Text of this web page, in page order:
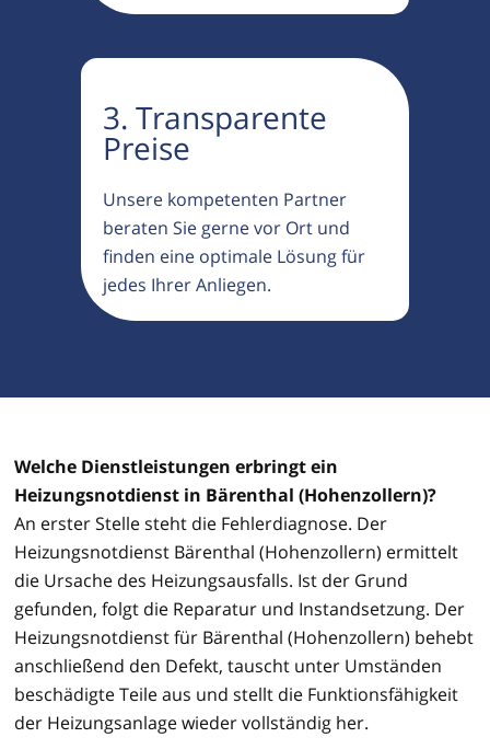
3. Transparente
Preise
Unsere kompetenten Partner
beraten Sie gerne vor Ort und
finden eine optimale Lösung für
jedes Ihrer Anliegen.
Welche Dienstleistungen erbringt ein
Heizungsnotdienst in Bärenthal (Hohenzollern)?
An erster Stelle steht die Fehlerdiagnose. Der
Heizungsnotdienst Bärenthal (Hohenzollern) ermittelt
die Ursache des Heizungsausfalls. Ist der Grund
gefunden, folgt die Reparatur und Instandsetzung. Der
Heizungsnotdienst für Bärenthal (Hohenzollern) behebt
anschließend den Defekt, tauscht unter Umständen
beschädigte Teile aus und stellt die Funktionsfähigkeit
der Heizungsanlage wieder vollständig her.